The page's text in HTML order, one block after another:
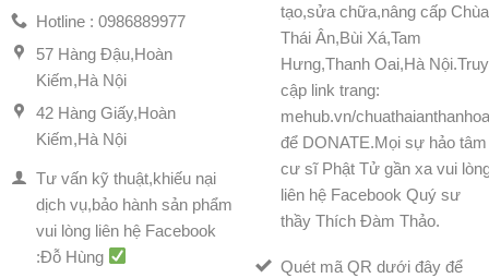
Hotline : 0986889977
57 Hàng Đậu,Hoàn
Kiếm,Hà Nội
42 Hàng Giấy,Hoàn
Kiếm,Hà Nội
Tư vấn kỹ thuật,khiếu nại
dịch vụ,bảo hành sản phẩm
vui lòng liên hệ Facebook
:Đỗ Hùng
tạo,sửa chữa,nâng cấp Chùa
Thái Ân,Bùi Xá,Tam
Hưng,Thanh Oai,Hà Nội.Truy
cập link trang:
mehub.vn/
để DONATE.Mọi sự hảo tâm
cư sĩ Phật Tử gần xa vui
liên hệ Facebook Quý sư
thầy Thích Đàm Thảo.
Quét mã QR dưới đây để